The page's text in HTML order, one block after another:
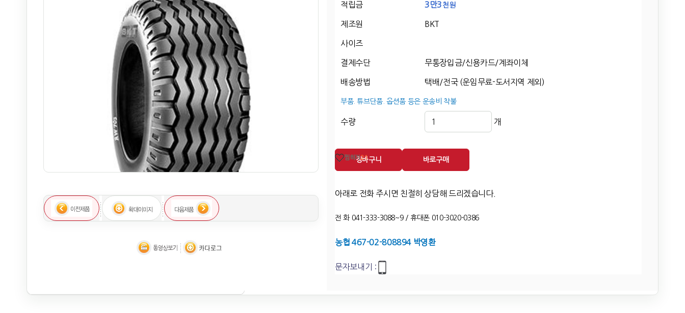
적립금 3만3 천원
제조원 BKT
사이즈
결제수단 무통장입금/신용카드/계좌이체
배송방법 택배/전국 (운임무료-도서지역 제외)
부품. 튜브단품. 옵션품 등은 운송비 착불
수량 개
찜하기21
장바구니 바로구매
아래로 전화 주시면 친절히 상담해 드리겠습니다.
전 화 041-333-3088~9 / 휴대폰 010-3020-0386
농협 467-02-808894 박영환
문자보내기 :